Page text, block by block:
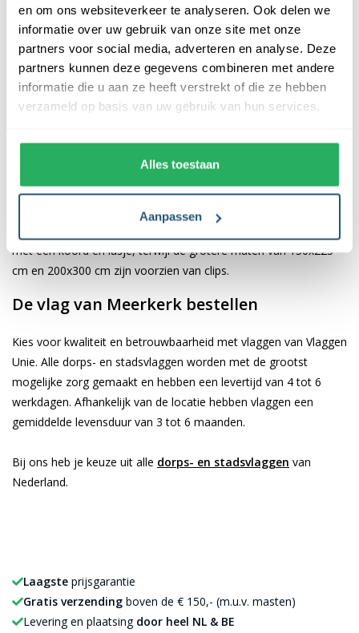
en om ons websiteverkeer te analyseren. Ook delen we
informatie over uw gebruik van onze site met onze
partners voor social media, adverteren en analyse. Deze
partners kunnen deze gegevens combineren met andere
informatie die u aan ze heeft verstrekt of die ze hebben
verzameld op basis van uw gebruik van hun services.
Alles toestaan
Aanpassen
De afwerking van onze vlaggen is van hoge kwaliteit. Ze zijn
voorzien van een sterke kopband en een dubbele stiknaad, wat
bijdraagt aan hun duurzaamheid en stevigheid. Wij bieden de
vlag vanMeerkerkaan in verschillende afmetingen, namelijk
40x60 cm, 70x100 cm, 100x150 cm, 150x225 cm en 200x300
Afhankelijk van de afmetingen die je kiest, worden de vlaggen
voorzien van verschillende bevestigingsmogelijkheden. De
met een koord en lusje, terwijl de grotere maten van 150x225
cm en 200x300 cm zijn voorzien van clips.
De vlag van Meerkerk bestellen
Kies voor kwaliteit en betrouwbaarheid met vlaggen van Vlaggen
Unie. Alle dorps- en stadsvlaggen worden met de grootst
mogelijke zorg gemaakt en hebben een levertijd van 4 tot 6
werkdagen. Afhankelijk van de locatie hebben vlaggen een
gemiddelde levensduur van 3 tot 6 maanden.
Bij ons heb je keuze uit alle dorps- en stadsvlaggen van
Nederland.
Laagste prijsgarantie
Gratis verzending boven de € 150,- (m.u.v. masten)
Levering en plaatsing door heel NL & BE